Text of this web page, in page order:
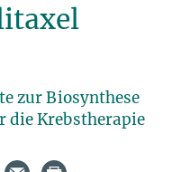
zur Biosynthese
die Krebstherapie